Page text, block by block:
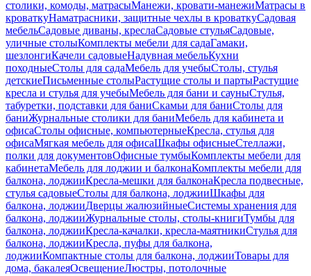
столики, комоды, матрасыМанежи, кровати-манежиМатрасы в
кроваткуНаматрасники, защитные чехлы в кроваткуСадовая
мебельСадовые диваны, креслаСадовые стульяСадовые,
уличные столыКомплекты мебели для садаГамаки,
шезлонгиКачели садовыеНадувная мебельКухни
походныеСтолы для садаМебель для учебыСтолы, стулья
детскиеПисьменные столыРастущие столы и партыРастущие
кресла и стулья для учебыМебель для бани и сауныСтулья,
табуретки, подставки для баниСкамьи для баниСтолы для
баниЖурнальные столики для баниМебель для кабинета и
офисаСтолы офисные, компьютерныеКресла, стулья для
офисаМягкая мебель для офисаШкафы офисныеСтеллажи,
полки для документовОфисные тумбыКомплекты мебели для
кабинетаМебель для лоджии и балконаКомплекты мебели для
балкона, лоджииКресла-мешки для балконаКресла подвесные,
стулья садовыеСтолы для балкона, лоджииШкафы для
балкона, лоджииДверцы жалюзийныеСистемы хранения для
балкона, лоджииЖурнальные столы, столы-книгиТумбы для
балкона, лоджииКресла-качалки, кресла-маятникиСтулья для
балкона, лоджииКресла, пуфы для балкона,
лоджииКомпактные столы для балкона, лоджииТовары для
дома, бакалеяОсвещениеЛюстры, потолочные